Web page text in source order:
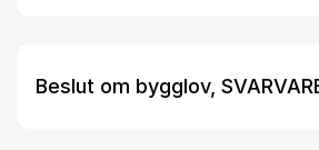
Beslut om bygglov,